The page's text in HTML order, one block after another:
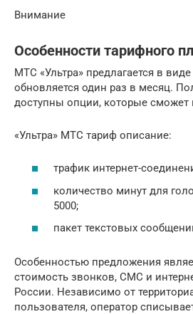
Внимание
Особенности тарифного
МТС «Ультра» предлагается в
обновляется один раз в месяц.
доступны опции, которые сможет
«Ультра» МТС тариф описание:
трафик интернет-
количество минут для
5000;
пакет текстовых
Особенностью предложения
стоимость звонков, СМС и
России. Независимо от
пользователя, оператор